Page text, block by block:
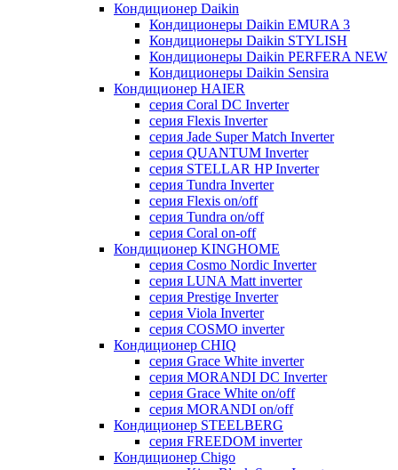
Кондиционер Daikin
Кондиционеры Daikin EMURA 3
Кондиционеры Daikin STYLISH
Кондиционеры Daikin PERFERA NEW
Кондиционеры Daikin Sensira
Кондиционер HAIER
серия Coral DC Inverter
серия Flexis Inverter
серия Jade Super Match Inverter
серия QUANTUM Inverter
серия STELLAR HP Inverter
серия Tundra Inverter
серия Flexis on/off
серия Tundra on/off
серия Coral on-off
Кондиционер KINGHOME
серия Cosmo Nordic Inverter
серия LUNA Matt inverter
серия Prestige Inverter
серия Viola Inverter
серия COSMO inverter
Кондиционер CHIQ
серия Grace White inverter
серия MORANDI DC Inverter
серия Grace White on/off
серия MORANDI on/off
Кондиционер STEELBERG
серия FREEDOM inverter
Кондиционер Chigo